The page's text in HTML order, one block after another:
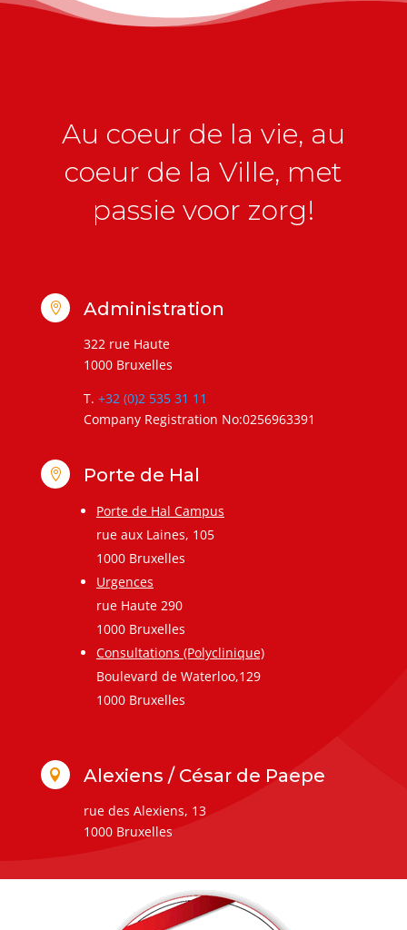
Au coeur de la vie, au
coeur de la Ville, met
passie voor zorg!
 Administration
322 rue Haute
1000 Bruxelles
T. +32 (0)2 535 31 11
Company Registration No:0256963391
 Porte de Hal
Porte de Hal Campus
rue aux Laines, 105
1000 Bruxelles
Urgences
rue Haute 290
1000 Bruxelles
Consultations (Polyclinique)
Boulevard de Waterloo,129
1000 Bruxelles
 Alexiens / César de Paepe
rue des Alexiens, 13
1000 Bruxelles